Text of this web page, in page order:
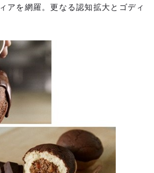
アを網羅。更なる認知拡大とゴディ